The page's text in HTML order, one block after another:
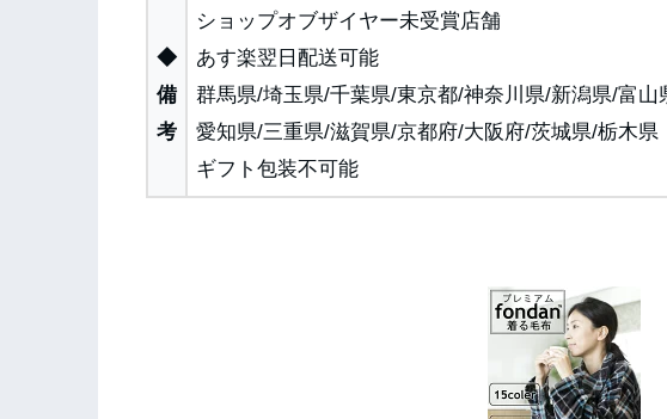
◆
備
考
ショップオブザイヤー未受賞店舗
あす楽翌日配送可能
群馬県/埼玉県/千葉県/東京都/神奈川県/新潟県/富
愛知県/三重県/滋賀県/京都府/大阪府/茨城県/栃木県
ギフト包装不可能